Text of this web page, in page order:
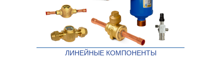
ЛИНЕЙНЫЕ КОМПОНЕНТЫ